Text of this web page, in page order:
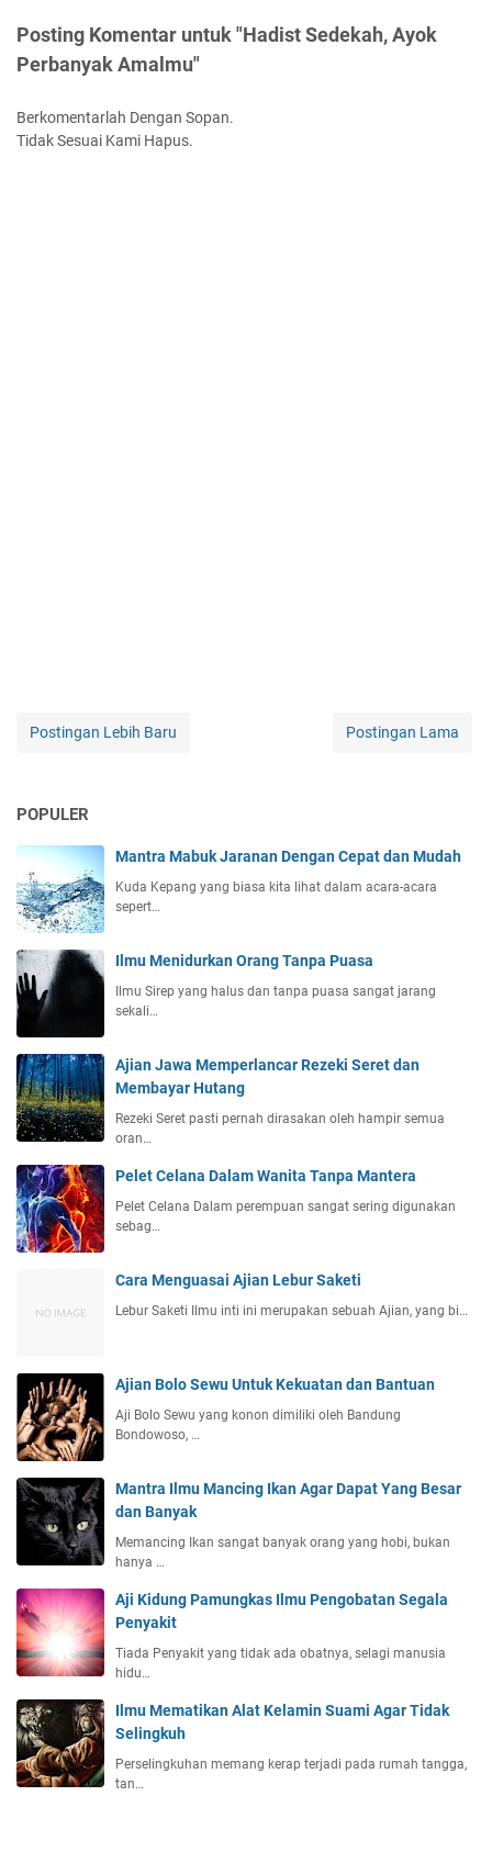
Posting Komentar untuk "Hadist Sedekah, Ayok
Perbanyak Amalmu"
Berkomentarlah Dengan Sopan.
Tidak Sesuai Kami Hapus.
Postingan Lebih Baru Postingan Lama
POPULER
Mantra Mabuk Jaranan Dengan Cepat dan Mudah
Kuda Kepang yang biasa kita lihat dalam acara-acara
sepert…
Ilmu Menidurkan Orang Tanpa Puasa
Ilmu Sirep yang halus dan tanpa puasa sangat jarang
sekali…
Ajian Jawa Memperlancar Rezeki Seret dan
Membayar Hutang
Rezeki Seret pasti pernah dirasakan oleh hampir semua
oran…
Pelet Celana Dalam Wanita Tanpa Mantera
Pelet Celana Dalam perempuan sangat sering digunakan
sebag…
Cara Menguasai Ajian Lebur Saketi
Lebur Saketi Ilmu inti ini merupakan sebuah Ajian, yang bi…
Ajian Bolo Sewu Untuk Kekuatan dan Bantuan
Aji Bolo Sewu yang konon dimiliki oleh Bandung
Bondowoso, …
Mantra Ilmu Mancing Ikan Agar Dapat Yang Besar
dan Banyak
Memancing Ikan sangat banyak orang yang hobi, bukan
hanya …
Aji Kidung Pamungkas Ilmu Pengobatan Segala
Penyakit
Tiada Penyakit yang tidak ada obatnya, selagi manusia
hidu…
Ilmu Mematikan Alat Kelamin Suami Agar Tidak
Selingkuh
Perselingkuhan memang kerap terjadi pada rumah tangga,
tan…